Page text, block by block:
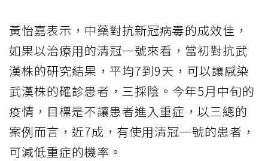
黃怡嘉表示，中藥對抗新冠病毒的成效佳，
如果以治療用的清冠一號來看，當初對抗武
漢株的研究結果，平均7到9天，可以讓感染
武漢株的確診患者，三採陰。今年5月中旬的
疫情，目標是不讓患者進入重症，以三總的
案例而言，近7成，有使用清冠一號的患者，
可減低重症的機率。